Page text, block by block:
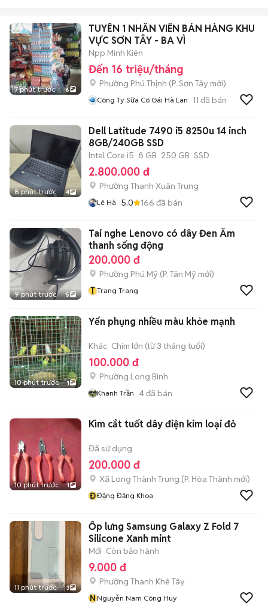
7 phút trước 6
TUYỂN 1 NHÂN VIÊN BÁN HÀNG KHU
VỰC SƠN TÂY - BA VÌ
Npp Minh Kiên
Đến 16 triệu/tháng
Phường Phú Thịnh (P. Sơn Tây mới)
Công Ty Sữa Cô Gái Hà Lan 11 đã bán
8 phút trước 4
Dell Latitude 7490 i5 8250u 14 inch
8GB/240GB SSD
Intel Core i5 8 GB 250 GB SSD
2.800.000 đ
Phường Thanh Xuân Trung
Lê Hà 5.0 166 đã bán
9 phút trước 5
Tai nghe Lenovo có dây Đen Âm
thanh sống động
200.000 đ
Phường Phú Mỹ (P. Tân Mỹ mới)
T Trang Trang
10 phút trước 1
Yến phụng nhiều màu khỏe mạnh
Khác Chim lớn (từ 3 tháng tuổi)
100.000 đ
Phường Long Bình
Khanh Trần 4đã bán
10 phút trước 1
Kìm cắt tuốt dây điện kim loại đỏ
Đã sử dụng
200.000 đ
Xã Long Thành Trung (P. Hòa Thành mới)
ĐĐặng Đăng Khoa
11 phút trước 3
Ốp lưng Samsung Galaxy Z Fold 7
Silicone Xanh mint
Mới Còn bảo hành
9.000 đ
Phường Thanh Khê Tây
NNguyễn Nam Công Huy